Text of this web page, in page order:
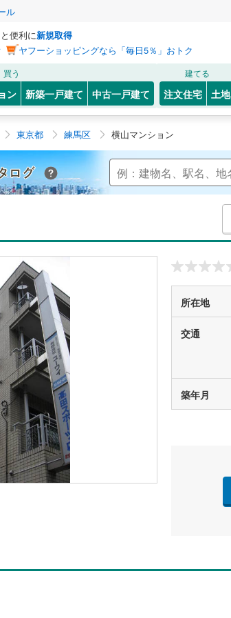
ル
便利に新規取得
ヤフーショッピングなら「毎日5％」おトク
買う
ン 新築一戸建て 中古一戸建て
建てる
注文住宅 土地
東京都 練馬区 横山マンション
Yahoo!不動産 マンションカタログ
所在地
交通
築年月